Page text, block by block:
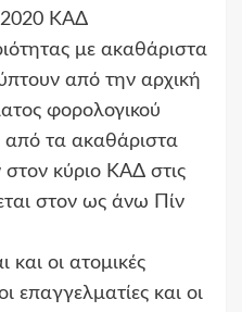
ΚΑΔ
με ακαθάριστα
από την αρχική
φορολογικού
από τα ακαθάριστα
στον κύριο ΚΑΔ στις
στον ως άνω Πίν
και οι ατομικές
επαγγελματίες και οι